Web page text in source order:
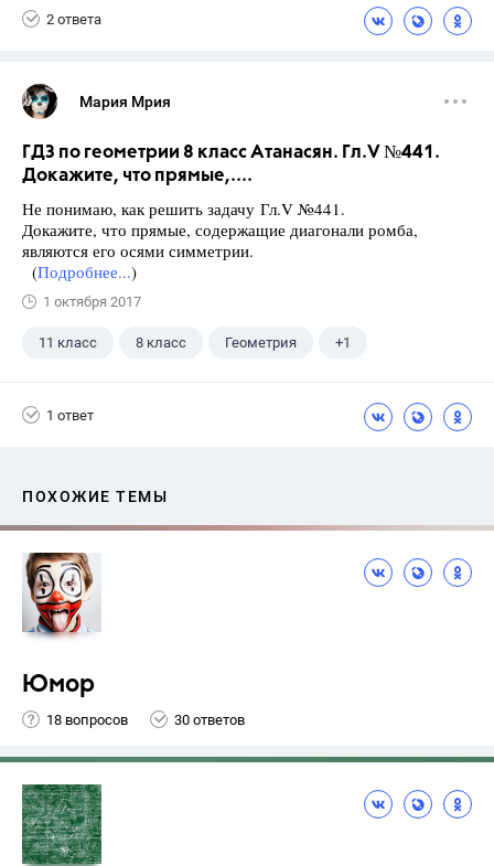
2 ответа
Мария Мрия
ГДЗ по геометрии 8 класс Атанасян. Гл.V №441.
Докажите, что прямые,....
Не понимаю, как решить задачу Гл.V №441.
Докажите, что прямые, содержащие диагонали ромба,
являются его осями симметрии.
(Подробнее...)
1 октября 2017
11 класс 8 класс Геометрия +1
1 ответ
ПОХОЖИЕ ТЕМЫ
Юмор
18 вопросов 30 ответов